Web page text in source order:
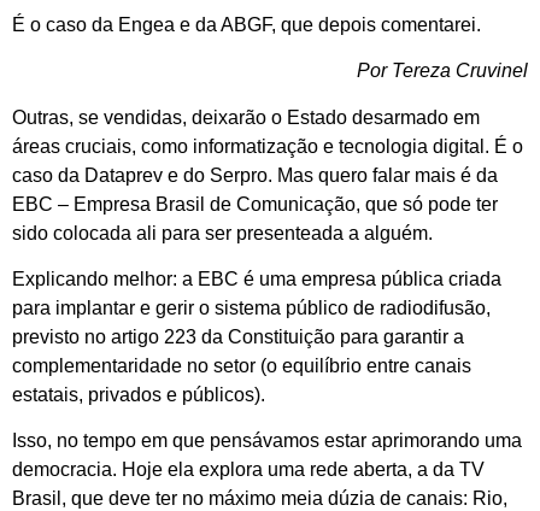
É o caso da Engea e da ABGF, que depois comentarei.
Por Tereza Cruvinel
Outras, se vendidas, deixarão o Estado desarmado em
áreas cruciais, como informatização e tecnologia digital. É o
caso da Dataprev e do Serpro. Mas quero falar mais é da
EBC – Empresa Brasil de Comunicação, que só pode ter
sido colocada ali para ser presenteada a alguém.
Explicando melhor: a EBC é uma empresa pública criada
para implantar e gerir o sistema público de radiodifusão,
previsto no artigo 223 da Constituição para garantir a
complementaridade no setor (o equilíbrio entre canais
estatais, privados e públicos).
Isso, no tempo em que pensávamos estar aprimorando uma
democracia. Hoje ela explora uma rede aberta, a da TV
Brasil, que deve ter no máximo meia dúzia de canais: Rio,